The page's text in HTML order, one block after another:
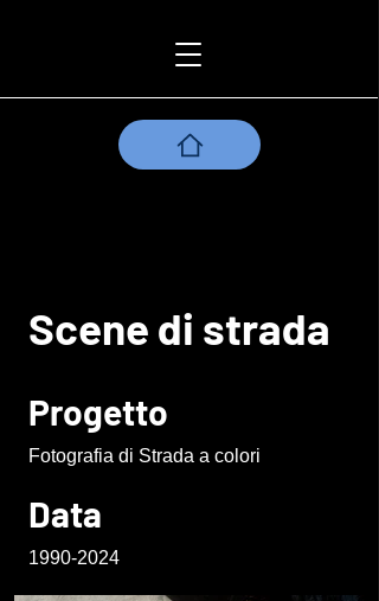
Scene di strada
Progetto
Fotografia di Strada a colori
Data
1990-2024